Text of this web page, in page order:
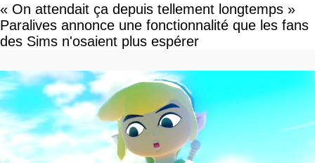
« On attendait ça depuis tellement longtemps »
Paralives annonce une fonctionnalité que les fans
des Sims n'osaient plus espérer